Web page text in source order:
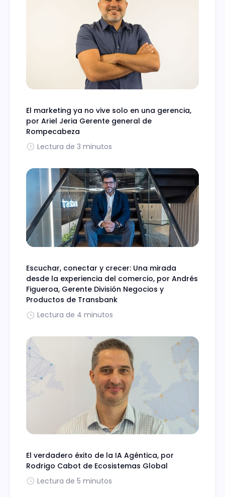
El marketing ya no vive solo en una gerencia,
por Ariel Jeria Gerente general de
Rompecabeza
Lectura de 3 minutos
Escuchar, conectar y crecer: Una mirada
desde la experiencia del comercio, por Andrés
Figueroa, Gerente División Negocios y
Productos de Transbank
Lectura de 4 minutos
El verdadero éxito de la IA Agéntica, por
Rodrigo Cabot de Ecosistemas Global
Lectura de 5 minutos